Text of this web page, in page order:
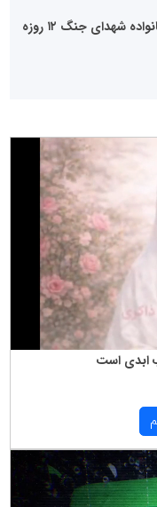
امیر صباحی‌فرد با خانواده شهدای جنگ ۱۲ روزه
ابدی است